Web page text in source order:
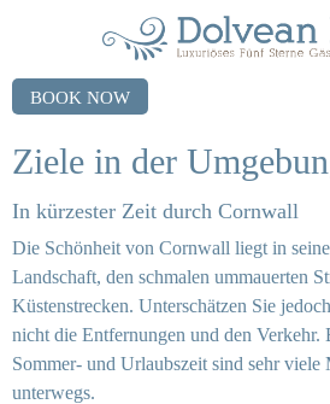
BOOK NOW
Ziele in der
In kürzester Zeit durch Cornwall
Die Schönheit von Cornwall liegt in
Landschaft, den schmalen ummauerten
Küstenstrecken. Unterschätzen Sie
nicht die Entfernungen und den Verkehr.
Sommer- und Urlaubszeit sind sehr
unterwegs.